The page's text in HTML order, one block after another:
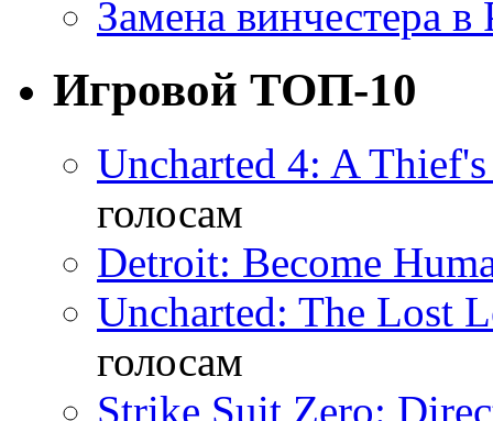
Замена винчестера
Игровой ТОП-10
Uncharted 4: A
голосам
Detroit: Become
Uncharted: The Lost
голосам
Strike Suit Zero: